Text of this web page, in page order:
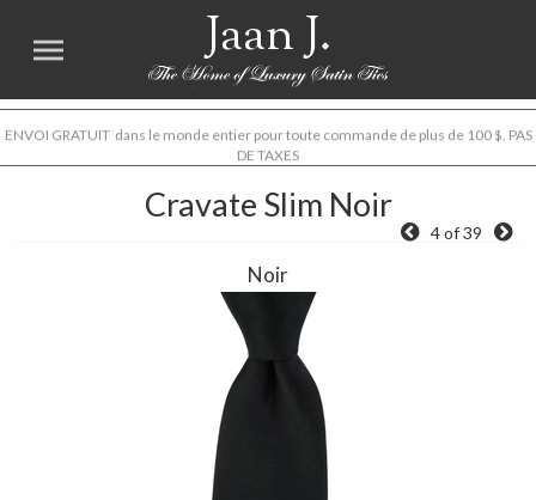
Jaan J.
ENVOI GRATUIT dans le monde entier pour toute commande de plus de 100 $. PAS
DE TAXES
Cravate Slim Noir
4 of 39
Noir
Previous